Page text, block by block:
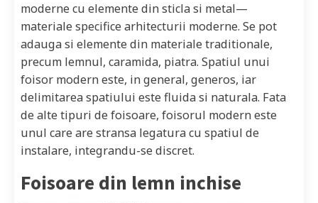
moderne cu elemente din sticla si metal—
materiale specifice arhitecturii moderne. Se pot
adauga si elemente din materiale traditionale,
precum lemnul, caramida, piatra. Spatiul unui
foisor modern este, in general, generos, iar
delimitarea spatiului este fluida si naturala. Fata
de alte tipuri de foisoare, foisorul modern este
unul care are stransa legatura cu spatiul de
instalare, integrandu-se discret.
Foisoare din lemn inchise